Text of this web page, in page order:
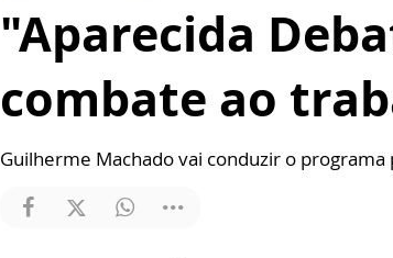
"Aparecida
combate ao
Guilherme Machado vai conduzir o